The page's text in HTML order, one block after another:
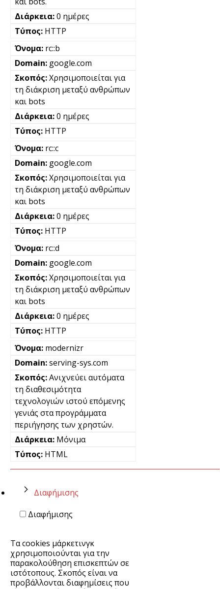
0 ημέρες
HTTP
rc::b
google.com
Χρησιμοποιείται για
τη διάκριση μεταξύ ανθρώπων
και bots
0 ημέρες
HTTP
rc::c
google.com
Χρησιμοποιείται για
τη διάκριση μεταξύ ανθρώπων
και bots
0 ημέρες
HTTP
rc::d
google.com
Χρησιμοποιείται για
τη διάκριση μεταξύ ανθρώπων
και bots
0 ημέρες
HTTP
modernizr
serving-sys.com
Ανιχνεύει αυτόματα
τη διαθεσιμότητα
τεχνολογιών ιστού επόμενης
γενιάς στα προγράμματα
περιήγησης των χρηστών.
Μόνιμα
HTML
Διαφήμισης
Διαφήμισης
Τα cookies μάρκετινγκ
χρησιμοποιούνται για την
παρακολούθηση επισκεπτών σε
ιστότοπους. Σκοπός είναι να
προβάλλονται διαφημίσεις που